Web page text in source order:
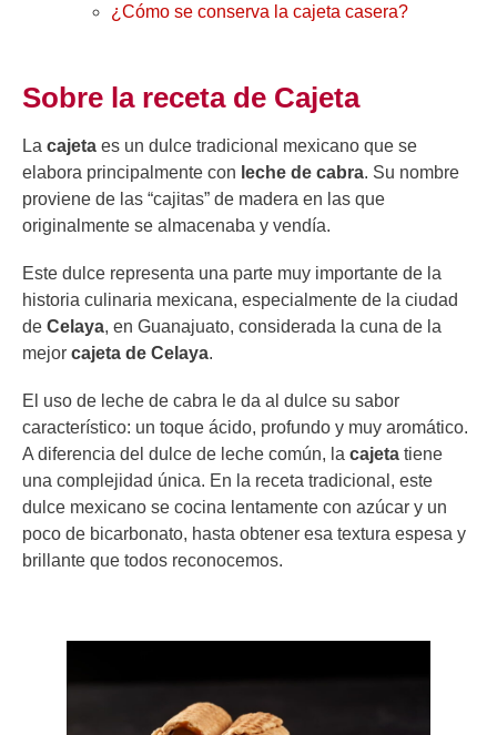
¿Cómo se conserva la cajeta casera?
Sobre la receta de Cajeta
La cajeta es un dulce tradicional mexicano que se
elabora principalmente con leche de cabra. Su nombre
proviene de las “cajitas” de madera en las que
originalmente se almacenaba y vendía.
Este dulce representa una parte muy importante de la
historia culinaria mexicana, especialmente de la ciudad
de Celaya, en Guanajuato, considerada la cuna de la
mejor cajeta de Celaya.
El uso de leche de cabra le da al dulce su sabor
característico: un toque ácido, profundo y muy aromático.
A diferencia del dulce de leche común, la cajeta tiene
una complejidad única. En la receta tradicional, este
dulce mexicano se cocina lentamente con azúcar y un
poco de bicarbonato, hasta obtener esa textura espesa y
brillante que todos reconocemos.